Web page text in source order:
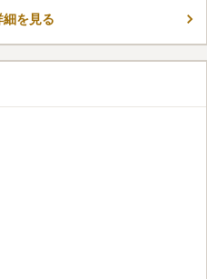
墓が用意されています。公営の共同
せん。
細を見る